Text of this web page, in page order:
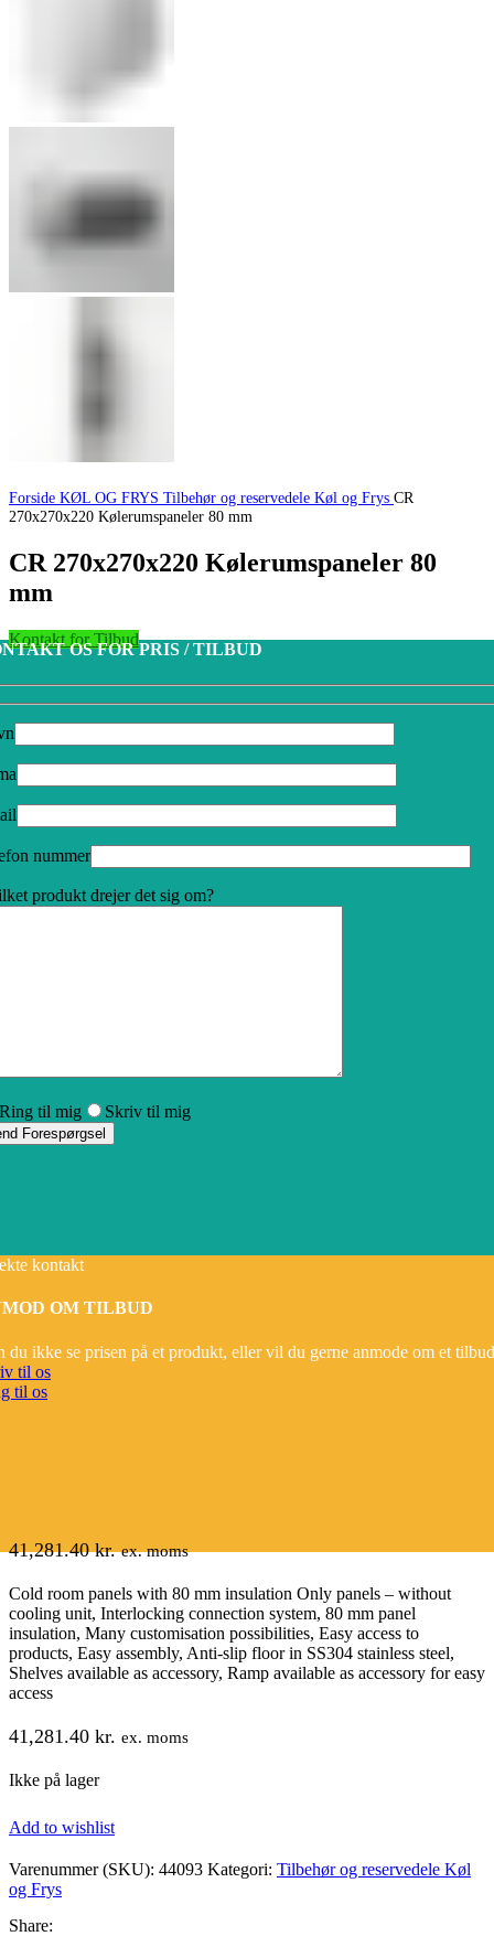
Forside KØL OG FRYS Tilbehør og reservedele Køl og Frys CR
270x270x220 Kølerumspaneler 80 mm
CR 270x270x220 Kølerumspaneler 80
mm
Kontakt for Tilbud
OS FOR PRIS / TILBUD
nummer
produkt drejer det sig om?
Ring til mig Skriv til mig
kontakt
OM TILBUD
du ikke se prisen på et produkt, eller vil du gerne anmode om et
til os
til os
41,281.40kr. ex. moms
Cold room panels with 80 mm insulation Only panels – without
cooling unit, Interlocking connection system, 80 mm panel
insulation, Many customisation possibilities, Easy access to
products, Easy assembly, Anti-slip floor in SS304 stainless steel,
Shelves available as accessory, Ramp available as accessory for easy
access
41,281.40 kr. ex. moms
Ikke på lager
Add to wishlist
Varenummer (SKU): 44093 Kategori: Tilbehør og reservedele Køl
og Frys
Share: